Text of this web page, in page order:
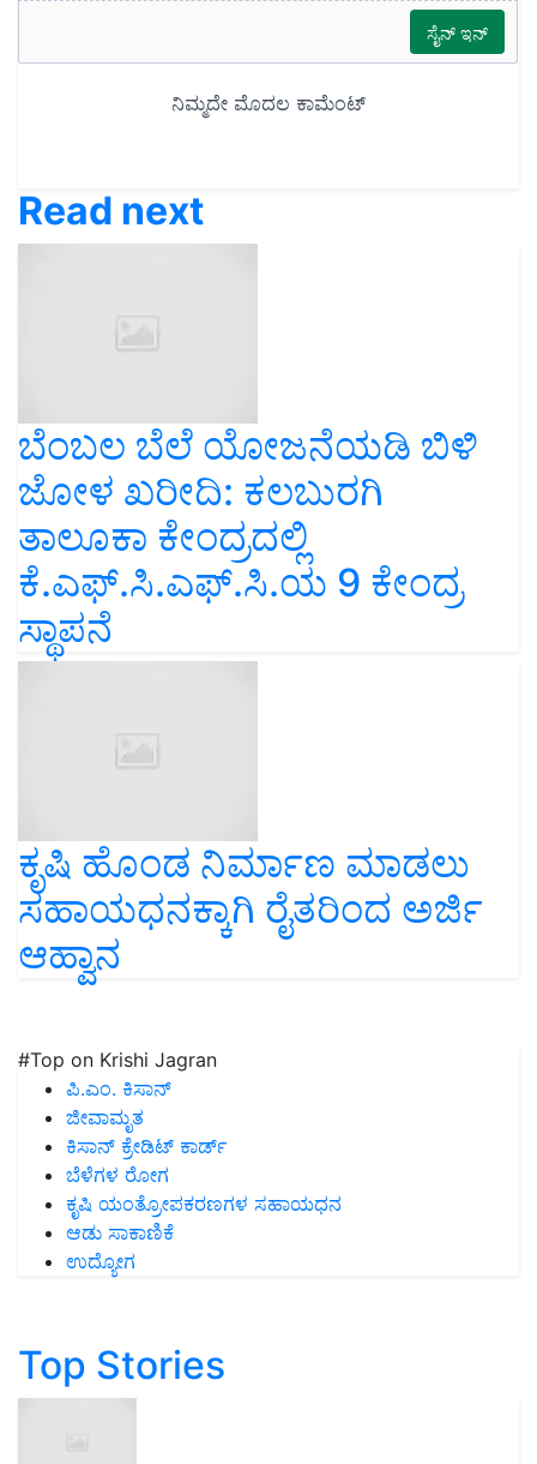
Read next
ಬೆಂಬಲ ಬೆಲೆ ಯೋಜನೆಯಡಿ ಬಿಳಿ
ಜೋಳ ಖರೀದಿ: ಕಲಬುರಗಿ
ತಾಲೂಕಾ ಕೇಂದ್ರದಲ್ಲಿ
ಕೆ.ಎಫ್.ಸಿ.ಎಫ್.ಸಿ.ಯ 9 ಕೇಂದ್ರ
ಸ್ಥಾಪನೆ
ಕೃಷಿ ಹೊಂಡ ನಿರ್ಮಾಣ ಮಾಡಲು
ಸಹಾಯಧನಕ್ಕಾಗಿ ರೈತರಿಂದ ಅರ್ಜಿ
ಆಹ್ವಾನ
#Top on Krishi Jagran
ಪಿ.ಎಂ. ಕಿಸಾನ್
ಜೀವಾಮೃತ
ಕಿಸಾನ್ ಕ್ರೇಡಿಟ್ ಕಾರ್ಡ್
ಬೆಳೆಗಳ ರೋಗ
ಕೃಷಿ ಯಂತ್ರೋಪಕರಣಗಳ ಸಹಾಯಧನ
ಆಡು ಸಾಕಾಣಿಕೆ
ಉದ್ಯೋಗ
Top Stories